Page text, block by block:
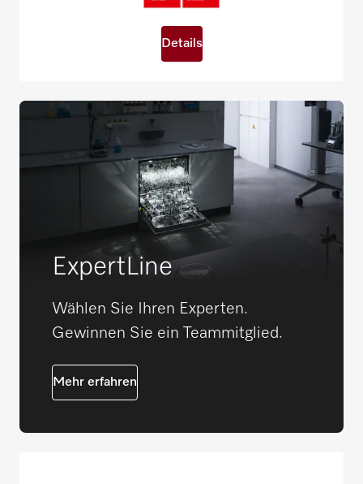
Details
ExpertLine
Wählen Sie Ihren Experten.
Gewinnen Sie ein Teammitglied.
Mehr erfahren